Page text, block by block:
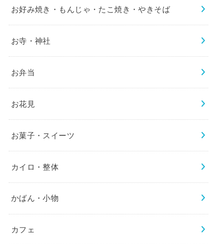
お好み焼き・もんじゃ・たこ焼き・やきそば
お寺・神社
お弁当
お花見
お菓子・スイーツ
カイロ・整体
かばん・小物
カフェ